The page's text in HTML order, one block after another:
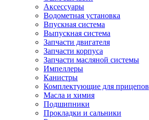
Аксессуары
Водометная установка
Впускная система
Выпускная система
Запчасти двигателя
Запчасти корпуса
Запчасти масляной системы
Импеллеры
Канистры
Комплектующие для прицепов
Масла и химия
Подшипники
Прокладки и сальники